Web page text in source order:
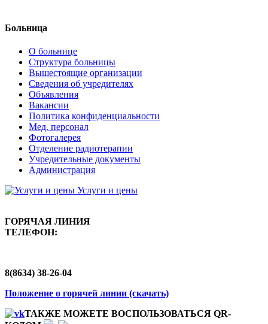
Больница
О больнице
Структура больницы
Вышестоящие организации
Сведения об учредителях
Объявления
Вакансии
Политика конфиденциальности
Мед. персонал
Фотогалерея
Отделение радиотерапии
Учредительные документы
Администрация
Услуги и цены
ГОРЯЧАЯ ЛИНИЯ
ТЕЛЕФОН:
8(8634) 38-26-04
Положение о горячей линии (скачать)
ТАКЖЕ МОЖЕТЕ ВОСПОЛЬЗОВАТЬСЯ QR-